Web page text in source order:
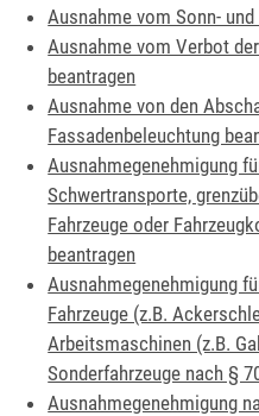
Ausnahme vom Sonn-
Ausnahme vom Verbot
beantragen
Ausnahme von den
Fassadenbeleuchtung
Ausnahmegenehmigung
Schwertransporte,
Fahrzeuge oder
beantragen
Ausnahmegenehmigung
Fahrzeuge (z.B.
Arbeitsmaschinen (z.B.
Sonderfahrzeuge nach §
Ausnahmegenehmigung